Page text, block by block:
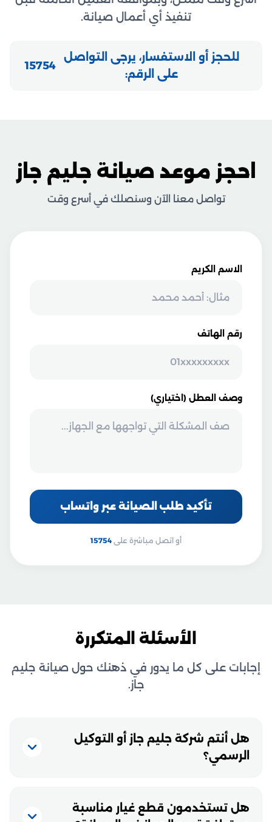
تنفيذ أي أعمال صيانة.
للحجز أو الاستفسار، يرجى التواصل
على الرقم:
15754
احجز موعد صيانة جليم جاز
تواصل معنا الآن وسنصلك في أسرع وقت
الاسم الكريم
رقم الهاتف
وصف العطل (اختياري)
تأكيد طلب الصيانة عبر واتساب
أو اتصل مباشرة على 15754
الأسئلة المتكررة
إجابات على كل ما يدور في ذهنك حول صيانة جليم
جاز.
هل أنتم شركة جليم جاز أو التوكيل
الرسمي؟
هل تستخدمون قطع غيار مناسبة